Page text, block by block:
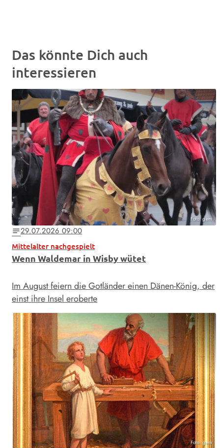
Das könnte Dich auch
interessieren
Foto: gem
notes29.07.2026 09:00
Mittelalter nachgespielt
Wenn Waldemar in Wisby wütet
Im August feiern die Gotländer einen Dänen-König, der
einst ihre Insel eroberte
Foto: gem